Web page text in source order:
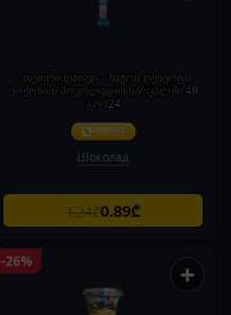
"თეთრი დათვი"- ხაჭოს დესერტი
ქოქოსით შოკოლადის სარკალში 40
გრ (24
Шоколад
1.24₾0.89₾
-26% +